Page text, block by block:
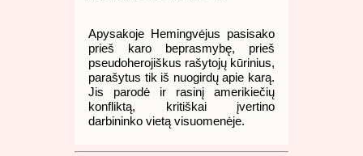
Apysakoje Hemingvėjus pasisako
prieš karo beprasmybę, prieš
pseudoherojiškus rašytojų kūrinius,
parašytus tik iš nuogirdų apie karą.
Jis parodė ir rasinį amerikiečių
konfliktą, kritiškai įvertino
darbininko vietą visuomenėje.